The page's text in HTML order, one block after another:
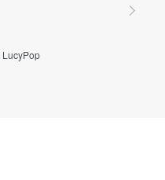
LucyPop